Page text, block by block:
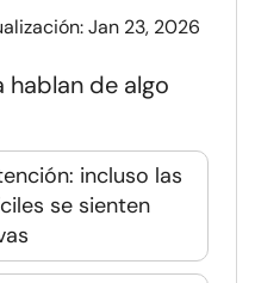
Jan 23, 2026
de algo
incluso las
se sienten